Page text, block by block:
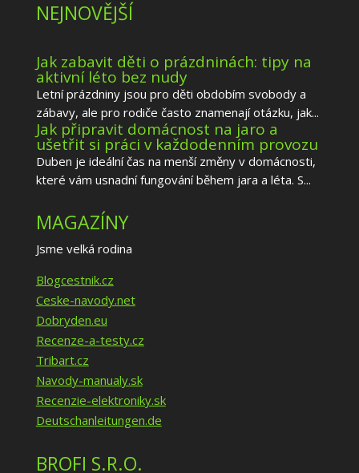
NEJNOVĚJŠÍ
Jak zabavit děti o prázdninách: tipy na
aktivní léto bez nudy
Letní prázdniny jsou pro děti obdobím svobody a
zábavy, ale pro rodiče často znamenají otázku, jak...
Jak připravit domácnost na jaro a
ušetřit si práci v každodenním provozu
Duben je ideální čas na menší změny v domácnosti,
které vám usnadní fungování během jara a léta. S...
MAGAZÍNY
Jsme velká rodina
Blogcestnik.cz
Ceske-navody.net
Dobryden.eu
Recenze-a-testy.cz
Tribart.cz
Navody-manualy.sk
Recenzie-elektroniky.sk
Deutschanleitungen.de
BROFI S.R.O.